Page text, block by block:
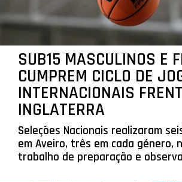
SUB15 MASCULINOS E
CUMPREM CICLO DE
INTERNACIONAIS
INGLATERRA
Seleções Nacionais realizaram
em Aveiro, três em cada género,
trabalho de preparação e